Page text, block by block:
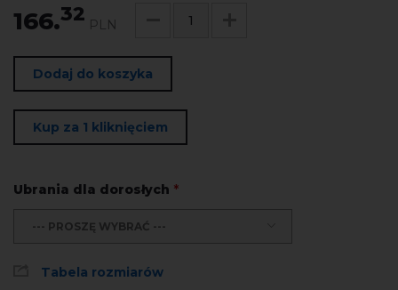
166.32 PLN
Dodaj do koszyka
Kup za 1 kliknięciem
Ubrania dla dorosłych *
--- PROSZĘ WYBRAĆ ---
Tabela rozmiarów